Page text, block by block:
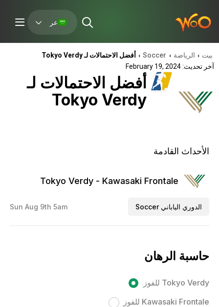
عر
بيت › الرياضة ›
Soccer
› أفضل الاحتمالات لـ Tokyo Verdy
آخر تحديث: February 19, 2024
أفضل الاحتمالات لـ
Tokyo Verdy
الأحداث القادمة
Tokyo Verdy - Kawasaki Frontale
الدوري الياباني Soccer Sun Aug 9th 5am
حاسبة الرهان
Tokyo Verdy للفوز
Kawasaki Frontale للفوز